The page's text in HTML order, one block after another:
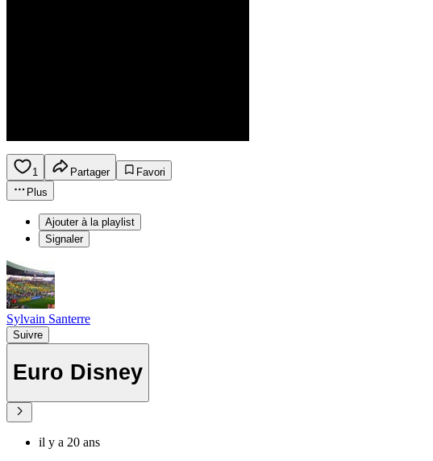
1 Partager
Favori
Plus
Ajouter à la playlist
Signaler
Sylvain Santerre
Suivre
Euro Disney
il y a 20 ans